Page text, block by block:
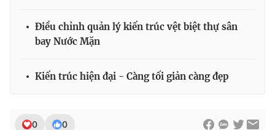
Điều chỉnh quản lý kiến trúc vệt biệt thự sân
bay Nước Mặn
Kiến trúc hiện đại - Càng tối giản càng đẹp
0 0